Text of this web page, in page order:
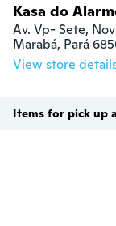
Kasa do
Av. Vp- Sete,
Marabá, Pará
View store
Items for pick up